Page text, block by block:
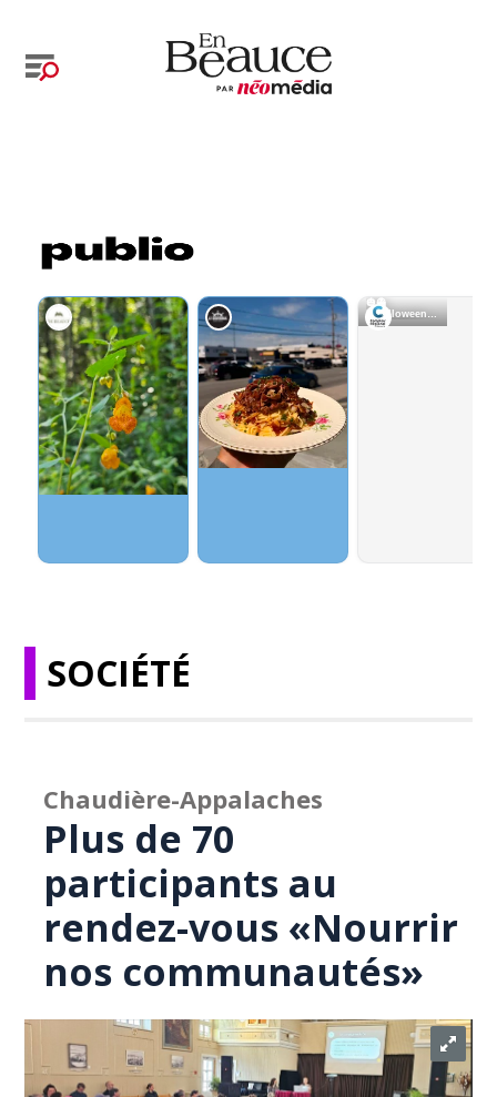
SOCIÉTÉ
Chaudière-Appalaches
Plus de 70
participants au
rendez-vous «Nourrir
nos communautés»